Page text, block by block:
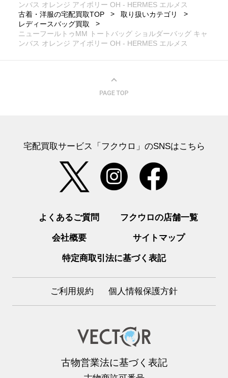
ンバス オレンジ アイボリー OH - HERMES エルメス
古着・洋服の宅配買取TOP
取り扱いカテゴリ
レディースバッグ買取
ニューフールトゥMM トートバッグ ショルダーバッグ キャ
ンバス オレンジ アイボリー OH - HERMES エルメス
宅配買取サービス「フクウロ」のSNSはこちら
よくあるご質問 フクウロの店舗一覧
会社概要 サイトマップ
特定商取引法に基づく表記
ご利用規約 個人情報保護方針
古物営業法に基づく表記